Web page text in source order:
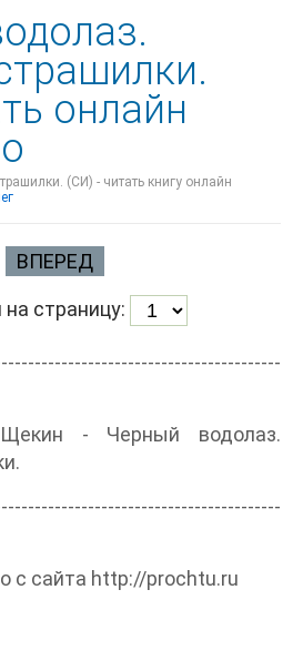
онлайн
(СИ) - читать книгу онлайн
ВПЕРЕД
страницу:
- Черный водолаз.
с сайта http://prochtu.ru